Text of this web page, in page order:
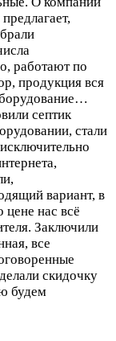
работают по
продукция вся
септик
стали
вариант, в
нас всё
Заключили
все
скидочку
будем